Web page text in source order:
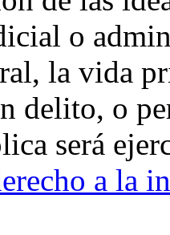
o
la vida
delito, o
será
a la